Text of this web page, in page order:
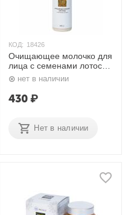
КОД: 18426
Очищающее молочко для
лица с семенами лотоса
100 мл. Indiale
нет в наличии
430₽
Нет в наличии